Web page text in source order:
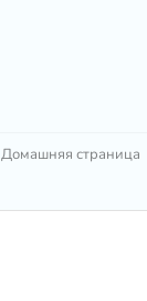
Домашняя страница